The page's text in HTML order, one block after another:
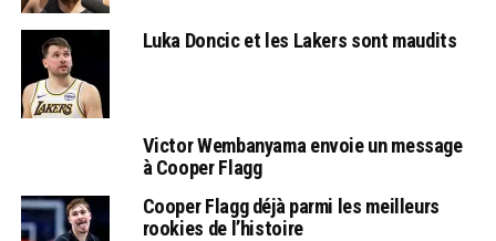
Luka Doncic et les Lakers sont maudits
Victor Wembanyama envoie un message
à Cooper Flagg
Cooper Flagg déjà parmi les meilleurs
rookies de l’histoire